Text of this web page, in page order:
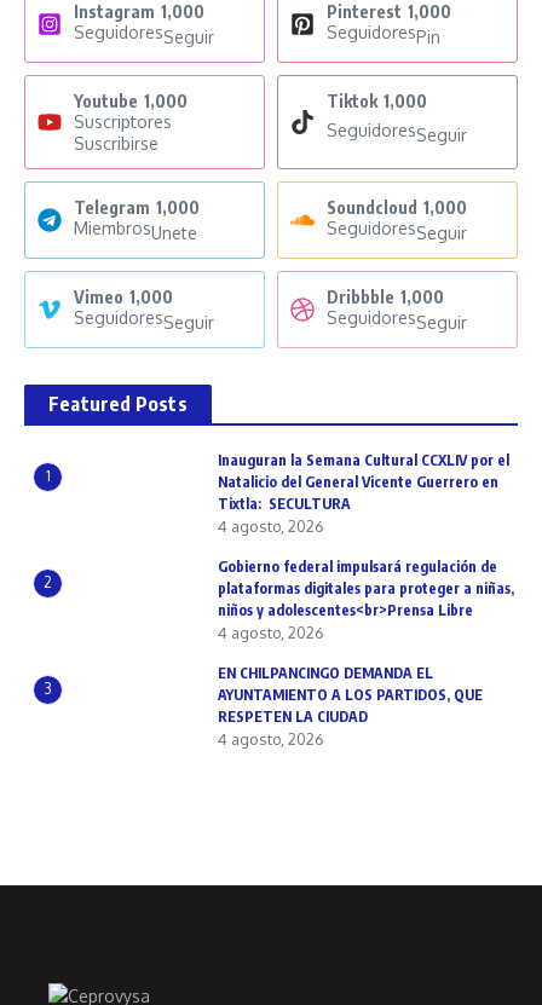
Instagram 1,000
SeguidoresSeguir
Pinterest 1,000
SeguidoresPin
Youtube 1,000
Suscriptores
Suscribirse
Tiktok 1,000
SeguidoresSeguir
Telegram 1,000
MiembrosUnete
Soundcloud 1,000
SeguidoresSeguir
Vimeo 1,000
SeguidoresSeguir
Dribbble 1,000
SeguidoresSeguir
Featured Posts
1
Inauguran la Semana Cultural CCXLIV por el
Natalicio del General Vicente Guerrero en
Tixtla: SECULTURA
4 agosto, 2026
2
Gobierno federal impulsará regulación de
plataformas digitales para proteger a niñas,
niños y adolescentes<br>Prensa Libre
4 agosto, 2026
3
EN CHILPANCINGO DEMANDA EL
AYUNTAMIENTO A LOS PARTIDOS, QUE
RESPETEN LA CIUDAD
4 agosto, 2026